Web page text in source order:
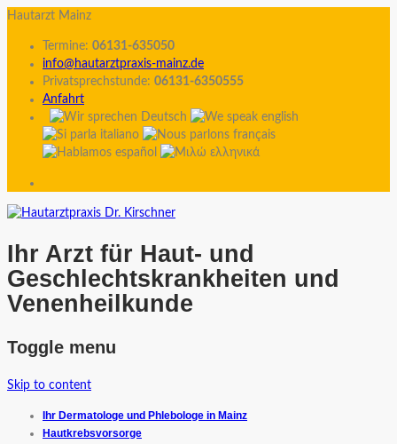
Hautarzt Mainz
Termine: 06131-635050
info@hautarztpraxis-mainz.de
Privatsprechstunde: 06131-6350555
Anfahrt
Ihr Arzt für Haut- und
Geschlechtskrankheiten und
Venenheilkunde
Toggle menu
Skip to content
Ihr Dermatologe und Phlebologe in Mainz
Hautkrebsvorsorge